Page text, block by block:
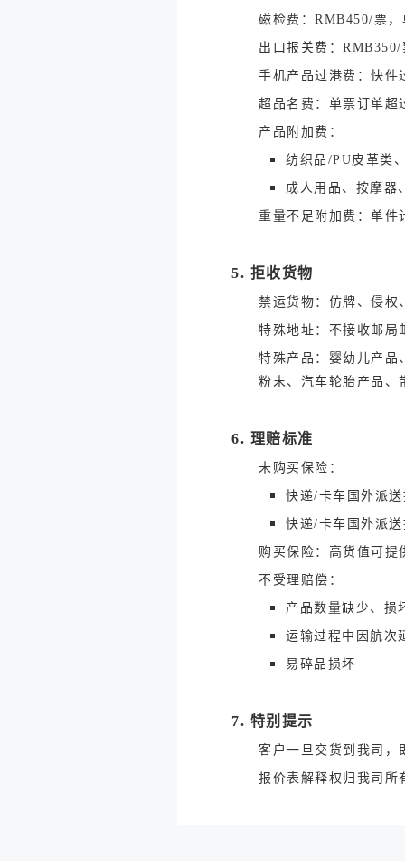
磁检费：RMB450/票
出口报关费：
手机产品过港费：快件
超品名费：单票订单超
产品附加费：
纺织品/PU皮革类
成人用品、按摩器
重量不足附加费：单件
5. 拒收货物
禁运货物：仿牌、侵权
特殊地址：不接收邮局
特殊产品：婴幼儿产品
粉末、汽车轮胎产品、
6. 理赔标准
未购买保险：
快递/卡车国外派
快递/卡车国外派
购买保险：高货值可提
不受理赔偿：
产品数量缺少、损
运输过程中因航次
易碎品损坏
7. 特别提示
客户一旦交货到我司，
报价表解释权归我司所